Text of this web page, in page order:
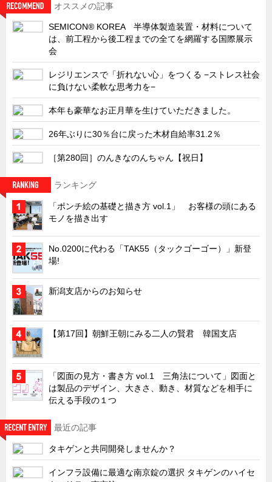
新製品開発最前線
Before After
隠れた名品
旬の野菜とタキゲン製品
PICK UP NEWS
ポンチ絵の基礎と描き方
図面の見方・書き方
キャビネット工業会規格「CA300」集中講義
瀧源点回帰
光る技術！未来へのモノづくり
ちょっとユニークなお客様
ビジサスニュース
ECOLOGY NEWS SCRAMBLE
わが街わが支店
支店所在地（歴史探訪）
ニッポン再発見
あれこれWATCH
こんなとき、どう言うの?
４コマ漫画 のんきなのんちゃん
お知らせ
展示会情報／出展告知
展示会情報／報告レポート
オススメの記事
SEMICON® KOREA 半導体製造装置・材料について
は、前工程から後工程までの全てを網羅する国際展示
会
レジリエンスで「折れない心」をつくる −ストレス社会
に負けない柔軟な思考力を−
本年も豪華なお正月華を生けていただきました。
26年ぶりに30％台に戻った木材自給率31.2％
［第280回］のんきなのんちゃん【祝日】
ランキング
「ポンチ絵の基礎と描き方 vol.1」 お客様の頭にある
モノを描き出す
No.0200に代わる「TAK55（タックゴーゴー）」新登
場!
新潟支店からのお知らせ
【第17回】朝鮮王朝にみる二人の賢君 韓国支店
「図面の見方・書き方 vol.1 三角法について」図面と
は製品のデザイン、大きさ、動き、材質などを相手に
伝える手段の１つ
最近の記事
タキゲンと共同開発しませんか？
インフラ設備に最適な南京錠の選択 タキゲンのハイセ